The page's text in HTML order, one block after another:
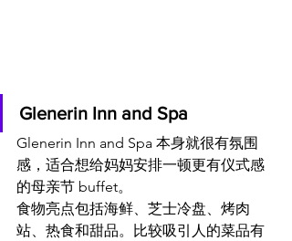
Glenerin Inn and Spa
Glenerin Inn and Spa 本身就很有氛围
感，适合想给妈妈安排一顿更有仪式感
的母亲节 buffet。
食物亮点包括海鲜、芝士冷盘、烤肉
站、热食和甜品。比较吸引人的菜品有